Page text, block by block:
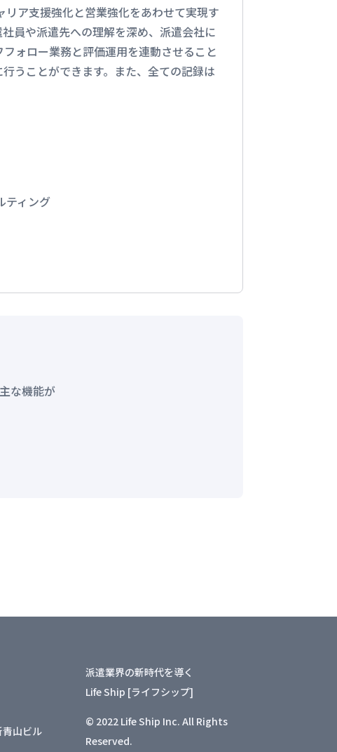
ア支援強化と営業強化をあわせて実現す
員や派遣先への理解を深め、派遣会社に
ォロー業務と評価運用を連動させること
うことができます。また、全ての記録は
ティング
な機能が
山ビル
派遣業界の新時代を導く
Life Ship [ライフシップ]
© 2022 Life Ship Inc. All Rights
Reserved.